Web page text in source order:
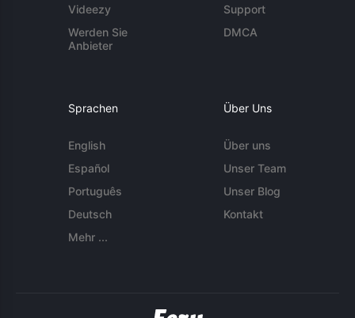
Videezy
Werden Sie
Anbieter
Support
DMCA
Sprachen
English
Español
Português
Deutsch
Mehr ...
Über Uns
Über uns
Unser Team
Unser Blog
Kontakt